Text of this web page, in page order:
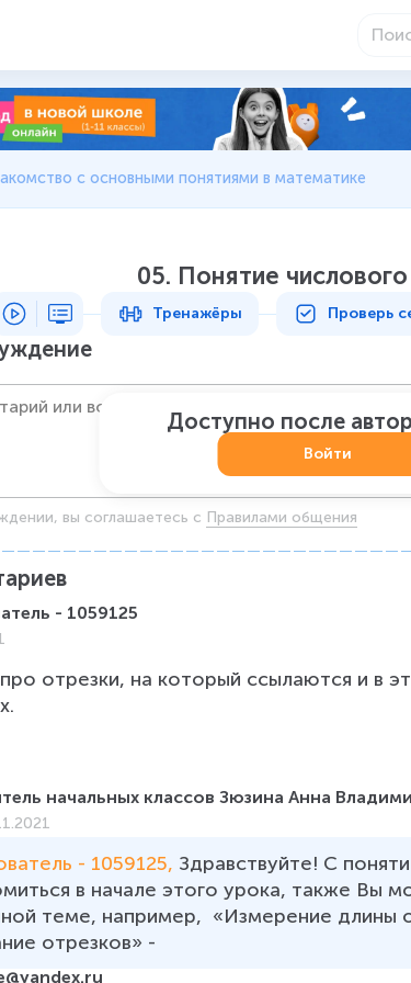
с основными понятиями в математике
05. Понятие
Тренажёры Проверь
вы соглашаетесь c Правилами общения
Доступно после
Войти
- 1059125
отрезки, на который ссылаются и в
начальных классов Зюзина Анна
- 1059125, Здравствуйте! С
в начале этого урока, также Вы
теме, например,  «Измерение длины
отрезков» -